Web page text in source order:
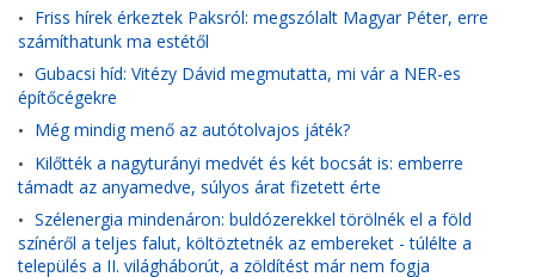
• Friss hírek érkeztek Paksról: megszólalt Magyar Péter, erre
számíthatunk ma estétől
• Gubacsi híd: Vitézy Dávid megmutatta, mi vár a NER-es
építőcégekre
• Még mindig menő az autótolvajos játék?
• Kilőtték a nagyturányi medvét és két bocsát is: emberre
támadt az anyamedve, súlyos árat fizetett érte
• Szélenergia mindenáron: buldózerekkel törölnék el a föld
színéről a teljes falut, költöztetnék az embereket - túlélte a
település a II. világháborút, a zöldítést már nem fogja